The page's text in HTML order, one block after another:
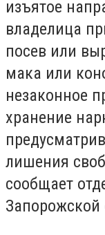
изъятое
владелица
посев или
мака или
незаконное
хранение
лишения
сообщает
Запорожской